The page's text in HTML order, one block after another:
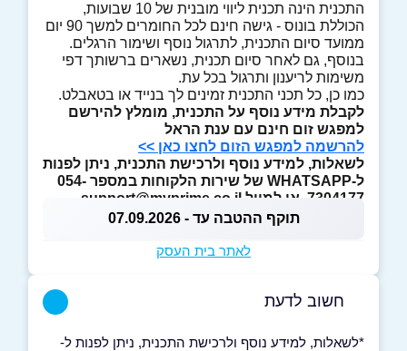
התכנית הינה תכנית ליווי מובנית של 10 שבועות,
הכוללת בונוס - גישה חינם לכל החומרים למשך 90 יום
ממועד סיום התכנית, לתרגול נוסף ושימור הרגלים.
בנוסף, גם לאחר סיום תכנית, נשארים ברשותך דפי
משימות לריענון ותרגול בכל עת.
כמו כן, כל תכני התכנית זמינים לך בנייד או בטאבלט.
לקבלת מידע נוסף על התכנית, מומלץ להירשם
למפגש זום חינם עם ענת הראל
להרשמה למפגש הזום לחצו כאן >>
לשאלות, למידע נוסף ולרכישת התכנית, ניתן לפנות
ל-WHATSAPP של שירות הלקוחות במספר 054-
7304177, או למייל support@myprime.co.il
תוקף ההטבה עד - 07.09.2026
לאתר בית העסק
חשוב לדעת
*לשאלות, למידע נוסף ולרכישת התכנית, ניתן לפנות ל-